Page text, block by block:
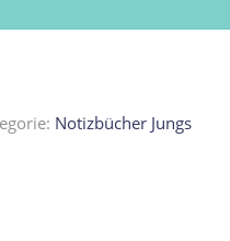
Notizbücher Jungs